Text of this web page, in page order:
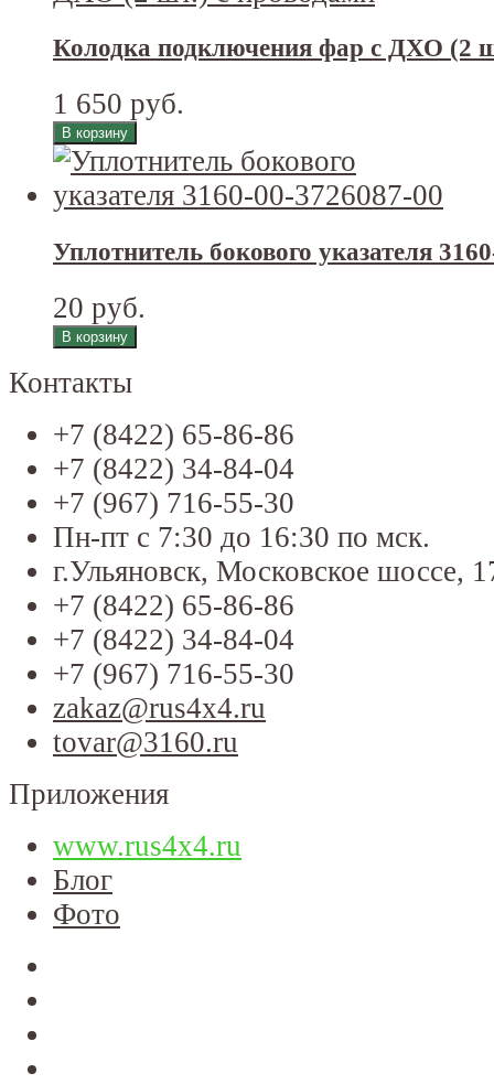
Колодка подключения фар с ДХО (2
1 650 руб.
Уплотнитель бокового указателя
20 руб.
Контакты
+7 (8422) 65-86-86
+7 (8422) 34-84-04
+7 (967) 716-55-30
Пн-пт с 7:30 до 16:30 по мск.
г.Ульяновск, Московское шоссе,
+7 (8422) 65-86-86
+7 (8422) 34-84-04
+7 (967) 716-55-30
zakaz@rus4x4.ru
tovar@3160.ru
Приложения
www.rus4x4.ru
Блог
Фото